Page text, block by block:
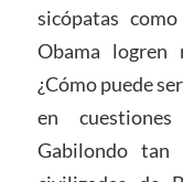
sicópatas
Obama logren
¿Cómo puede
en
Gabilondo tan